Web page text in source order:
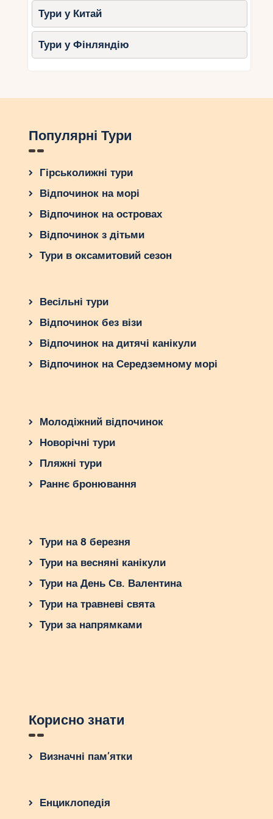
залежить від ваших уподобань. Відкрийте для
себе чудеса природи Шрі-Ланки разом із
Тури у Китай
Тури у Фінляндію
Популярні Тури
Гірськолижні тури
Відпочинок на морі
Відпочинок на островах
Відпочинок з дітьми
Тури в оксамитовий сезон
Весільні тури
Відпочинок без візи
Відпочинок на дитячі канікули
Відпочинок на Середземному морі
Молодіжний відпочинок
Новорічні тури
Пляжні тури
Раннє бронювання
Тури на 8 березня
Тури на весняні канікули
Тури на День Св. Валентина
Тури на травневі свята
Тури за напрямками
Корисно знати
Визначні пам’ятки
Енциклопедія